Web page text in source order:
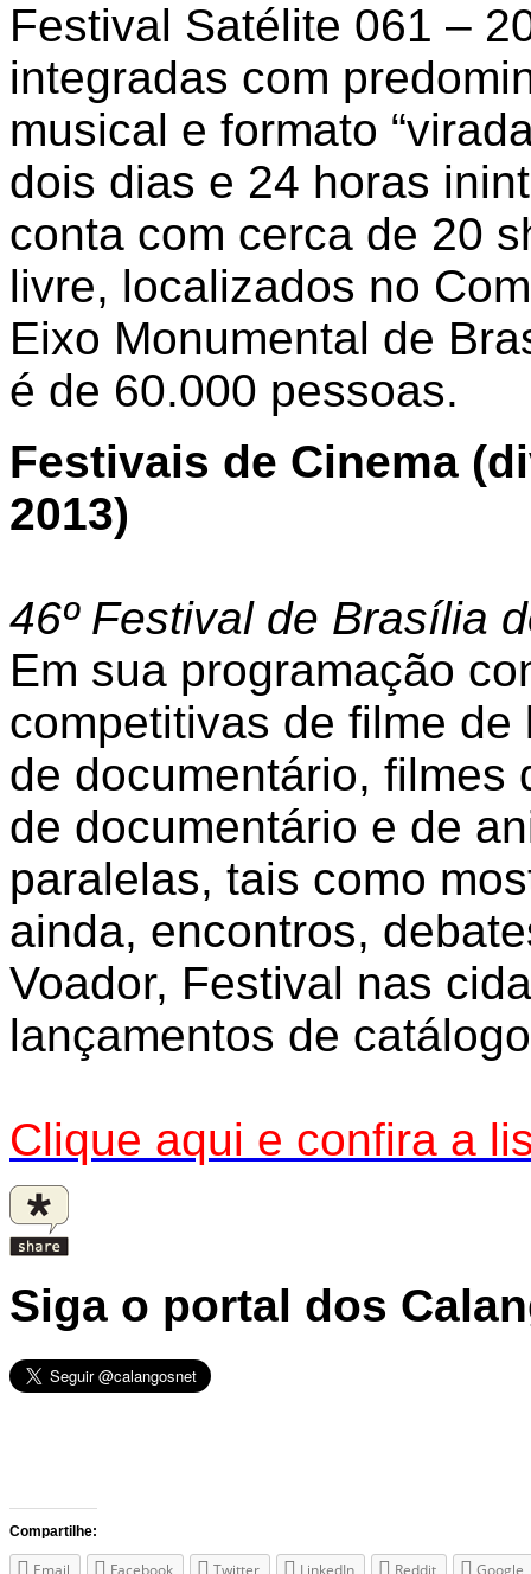
Festival Satélite 061 –
integradas com
musical e formato
dois dias e 24 horas
conta com cerca de 20
livre, localizados no
Eixo Monumental de
é de 60.000 pessoas.
Festivais de Cinema
2013)
46º Festival de Brasília
Em sua programação
competitivas de filme
de documentário, filmes
de documentário e de
paralelas, tais como
ainda, encontros,
Voador, Festival nas
lançamentos de
Clique aqui e confira a
Siga o portal dos
Compartilhe:
Email Facebook Twitter LinkedIn Reddit Google